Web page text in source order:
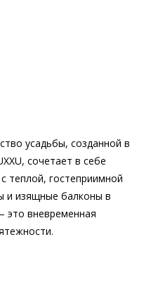
усадьбы, созданной в
сочетает в себе
теплой, гостеприимной
и изящные балконы в
это вневременная